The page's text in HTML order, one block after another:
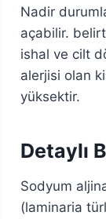
Nadir
açabilir.
ishal ve cilt
alerjisi olan
yüksektir.
Detaylı
Sodyum
(laminaria